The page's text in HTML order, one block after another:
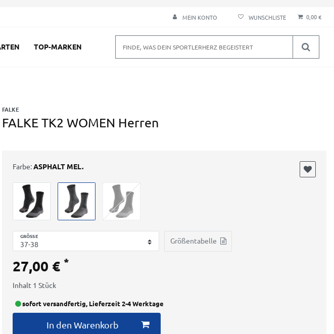
MEIN KONTO 0,00 €
TOP-MARKEN
FALKE
FALKE TK2 WOMEN Herren
GRÖSSE
Größentabelle
Farbe:ASPHALT MEL.
27,00 € *
Inhalt 1 Stück
sofort versandfertig, Lieferzeit 2-4 Werktage
In den Warenkorb